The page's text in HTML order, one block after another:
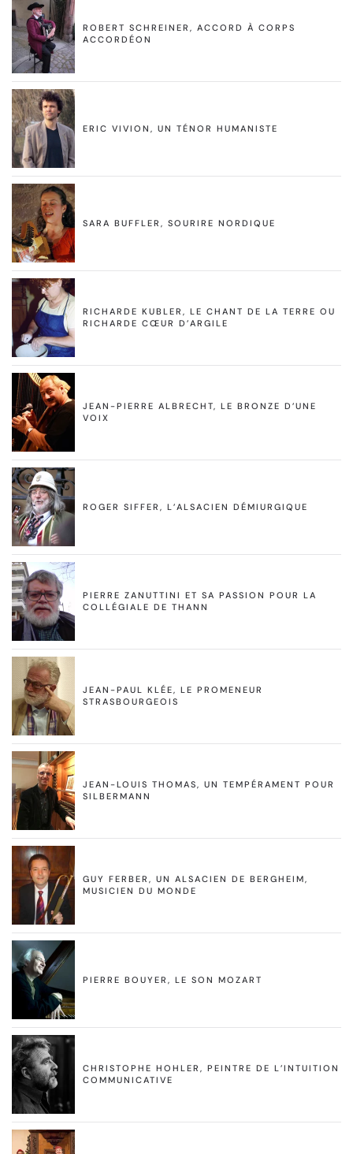
ROBERT SCHREINER, ACCORD À CORPS
ACCORDÉON
ERIC VIVION, UN TÉNOR HUMANISTE
SARA BUFFLER, SOURIRE NORDIQUE
RICHARDE KUBLER, LE CHANT DE LA TERRE OU
RICHARDE CŒUR D’ARGILE
JEAN-PIERRE ALBRECHT, LE BRONZE D’UNE
VOIX
ROGER SIFFER, L’ALSACIEN DÉMIURGIQUE
PIERRE ZANUTTINI ET SA PASSION POUR LA
COLLÉGIALE DE THANN
JEAN-PAUL KLÉE, LE PROMENEUR
STRASBOURGEOIS
JEAN-LOUIS THOMAS, UN TEMPÉRAMENT POUR
SILBERMANN
GUY FERBER, UN ALSACIEN DE BERGHEIM,
MUSICIEN DU MONDE
PIERRE BOUYER, LE SON MOZART
CHRISTOPHE HOHLER, PEINTRE DE L’INTUITION
COMMUNICATIVE